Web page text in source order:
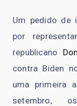
Um pedido de
por
republicano
contra Biden
uma primeira
setembro,